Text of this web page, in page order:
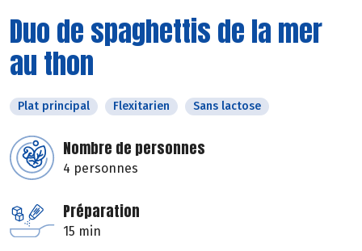
Duo de spaghettis de la mer
au thon
Plat principal Flexitarien Sans lactose
Nombre de personnes
4 personnes
Préparation
15 min